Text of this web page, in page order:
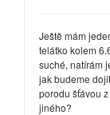
Ještě mám
telátko kolem
suché, natírám
jak budeme
porodu šťávou
jiného?